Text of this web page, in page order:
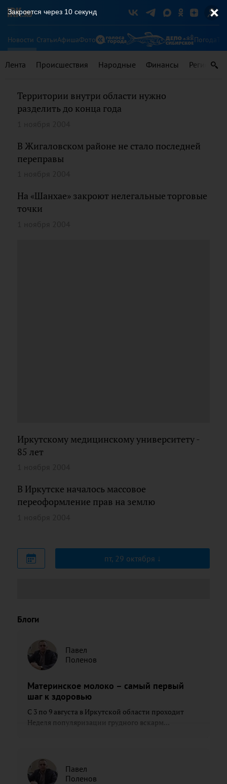
Новости СтатьиАфишаФото Погода
Лента Происшествия Народные Финансы Регионы
Территории внутри области нужно
разделить до конца года
В Жигаловском районе не стало последней
переправы
На «Шанхае» закроют нелегальные торговые
точки
Иркутскому медицинскому университету -
85 лет
В Иркутске началось массовое
переоформление прав на землю
пт, 29 октября
Блоги
Павел
Поленов
Материнское молоко – самый первый
шаг к здоровью
С 3 по 9 августа в Иркутской области проходит
Неделя популяризации грудного вскарм...
Павел
Поленов
Закроется через 10 секунд